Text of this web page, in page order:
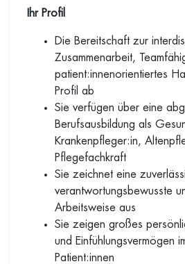
Ihr Profil
Die Bereitschaft zur
Zusammenarbeit,
patient:innenorientiertes
Profil ab
Sie verfügen über eine
Berufsausbildung als
Krankenpfleger:in,
Pflegefachkraft
Sie zeichnet eine
verantwortungsbewusste
Arbeitsweise aus
Sie zeigen großes
und Einfühlungsvermögen
Patient:innen